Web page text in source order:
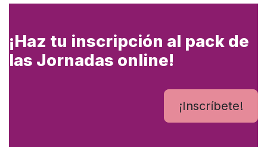
¡Haz tu inscripción al pack de
las Jornadas online!
¡Inscríbete!